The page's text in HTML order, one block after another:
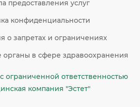
предоставления услуг
конфиденциальности
о запретах и ограничениях
в сфере здравоохранения
ограниченной ответственностью
компания "Эстет"